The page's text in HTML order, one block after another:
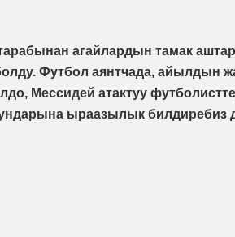
агайлардын тамак
Футбол аянтчада, айылдын
Мессидей атактуу
ыраазылык билдиребиз